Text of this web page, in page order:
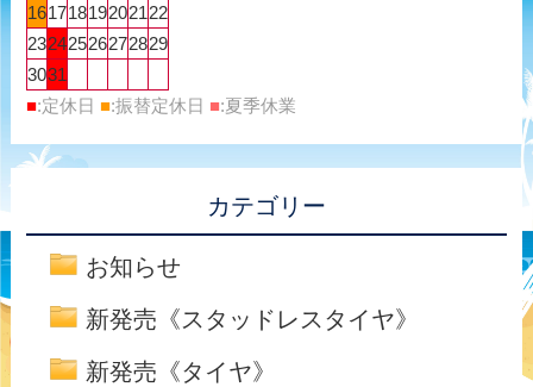
16171819202122
23242526272829
3031
■:定休日 ■:振替定休日 ■:夏季休業
カテゴリー
お知らせ
新発売《スタッドレスタイヤ》
新発売《タイヤ》